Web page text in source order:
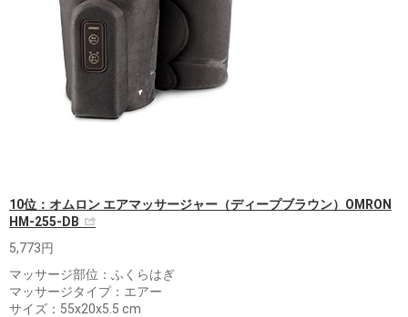
10位：オムロン エアマッサージャー（ディープブラウン）OMRON
HM-255-DB
5,773円
マッサージ部位：ふくらはぎ
マッサージタイプ：エアー
サイズ：55x20x5.5 cm